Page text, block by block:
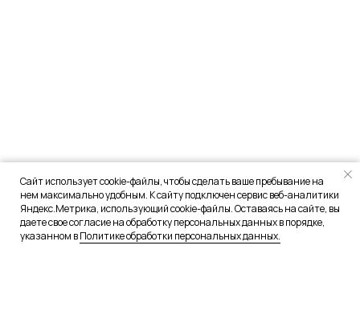
Сайт использует cookie-файлы, чтобы сделать ваше пребывание на
нем максимально удобным. К сайту подключен сервис веб-аналитики
Яндекс.Метрика, использующий cookie-файлы. Оставаясь на сайте, вы
даете свое согласие на обработку персональных данных в порядке,
указанном вПолитике обработки персональных данных.